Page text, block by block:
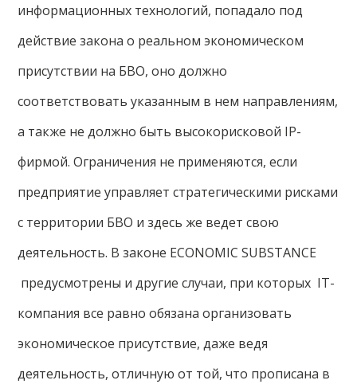
информационных технологий, попадало под
действие закона о реальном экономическом
присутствии на БВО, оно должно
соответствовать указанным в нем направлениям,
а также не должно быть высокорисковой IP-
фирмой. Ограничения не применяются, если
предприятие управляет стратегическими рисками
с территории БВО и здесь же ведет свою
деятельность. В законе ECONOMIC SUBSTANCE
предусмотрены и другие случаи, при которых IT-
компания все равно обязана организовать
экономическое присутствие, даже ведя
деятельность, отличную от той, что прописана в